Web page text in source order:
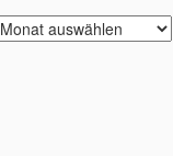
Archiv